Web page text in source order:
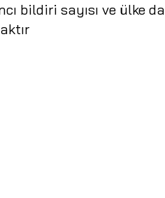
bildiri sayısı ve ülke